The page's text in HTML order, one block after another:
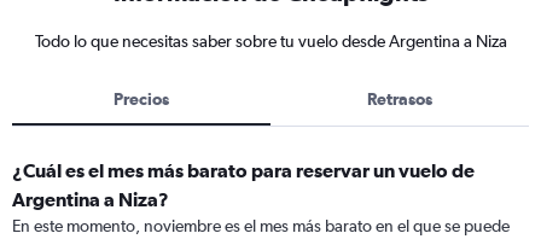
Todo lo que necesitas saber sobre tu vuelo desde Argentina a Niza
Precios Retrasos
¿Cuál es el mes más barato para reservar un vuelo de
Argentina a Niza?
En este momento, noviembre es el mes más barato en el que se puede